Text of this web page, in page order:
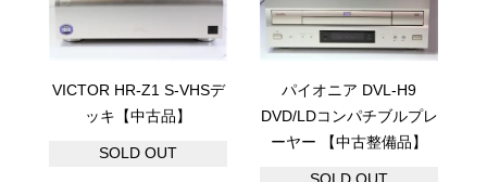
VICTOR HR-Z1 S-VHSデ
ッキ【中古品】
SOLD OUT
パイオニア DVL-H9
DVD/LDコンパチブルプレ
ーヤー 【中古整備品】